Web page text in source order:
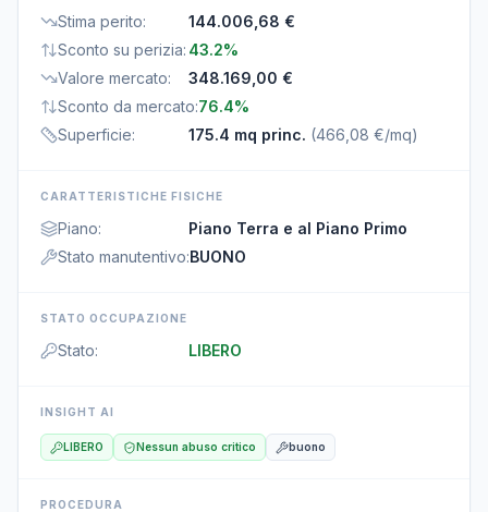
Stima perito:
144.006,68 €
Sconto su perizia: 43.2%
Valore mercato:
348.169,00 €
Sconto da mercato:76.4%
Superficie: 175.4 mq princ. (466,08 €/mq)
CARATTERISTICHE FISICHE
Piano:
Piano Terra e al Piano Primo
Stato manutentivo:BUONO
STATO OCCUPAZIONE
Stato: LIBERO
INSIGHT AI
LIBERO Nessun abuso critico buono
PROCEDURA